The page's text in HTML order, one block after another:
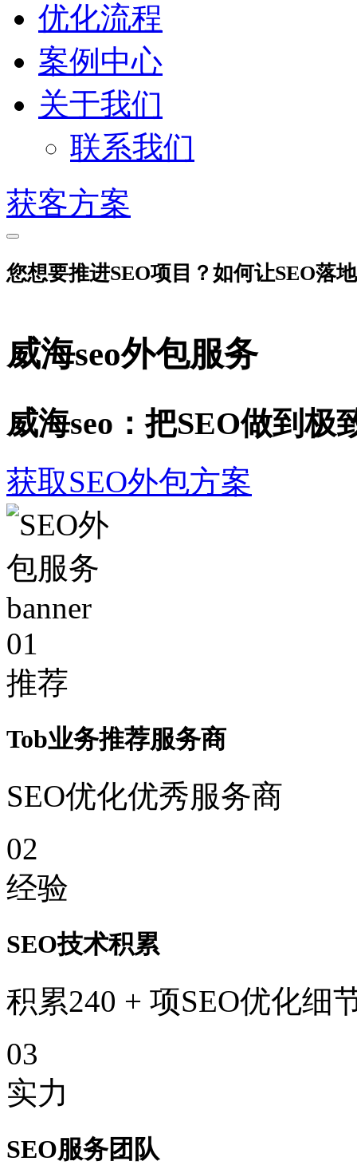
优化流程
案例中心
关于我们
联系我们
获客方案
您想要推进SEO项目？如何让SEO落
威海seo外包服务
威海seo：把SEO做到极
获取SEO外包方案
01
推荐
Tob业务推荐服务商
SEO优化优秀服务商
02
经验
SEO技术积累
积累240 + 项SEO优化细
03
实力
SEO服务团队